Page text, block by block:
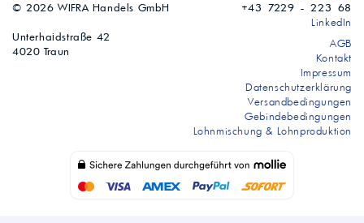
© 2026 WIFRA Handels GmbH
Unterhaidstraße 42
4020 Traun
+43 7229 - 223 68
LinkedIn
AGB
Kontakt
Impressum
Datenschutzerklärung
Versandbedingungen
Gebindebedingungen
Lohnmischung & Lohnproduktion